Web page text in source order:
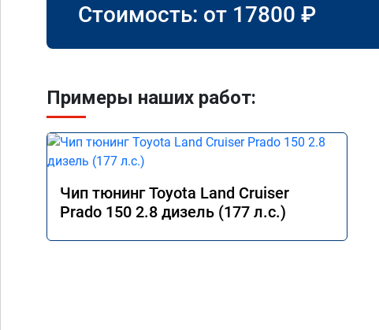
Стоимость: от 17800 ₽
Примеры наших работ:
Чип тюнинг Toyota Land Cruiser
Prado 150 2.8 дизель (177 л.с.)